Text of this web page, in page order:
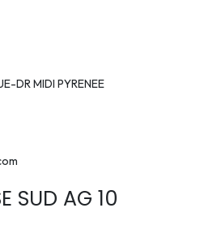
DR MIDI PYRENEE
SUD AG 10